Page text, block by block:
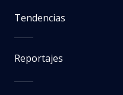
Tendencias
Reportajes